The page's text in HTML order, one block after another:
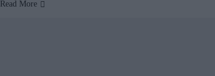
Read More